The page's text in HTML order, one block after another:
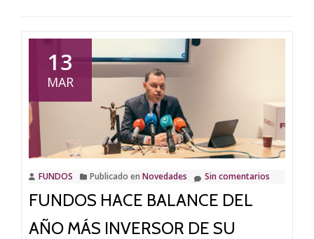
13
MAR
FUNDOS Publicado en Novedades Sin comentarios
FUNDOS HACE BALANCE DEL
AÑO MÁS INVERSOR DE SU